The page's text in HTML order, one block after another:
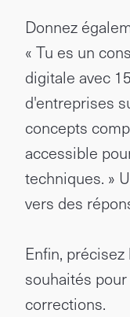
Donnez
« Tu es un
digitale avec
d'entreprises
concepts
accessible
techniques. »
vers des
Enfin,
souhaités
corrections.